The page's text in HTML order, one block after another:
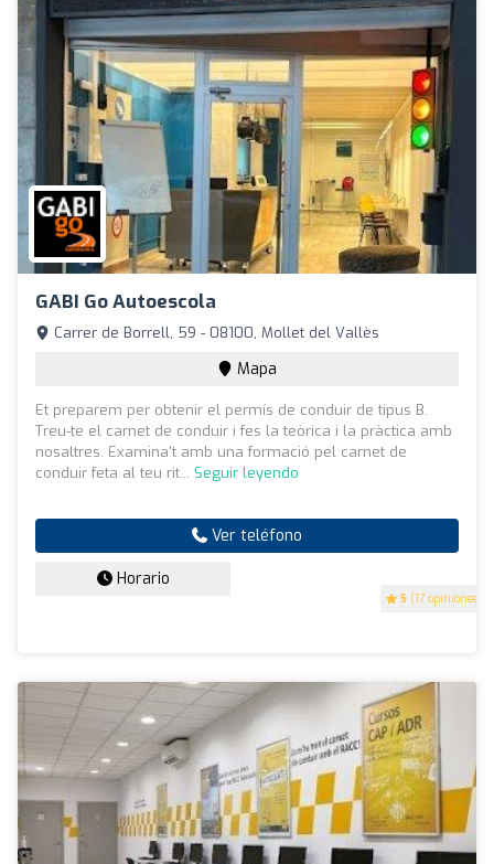
GABI Go Autoescola
5 (17 opiniones)
Carrer de Borrell, 59 - 08100, Mollet del Vallès
Mapa
Et preparem per obtenir el permís de conduir de tipus B.
Treu-te el carnet de conduir i fes la teòrica i la pràctica amb
nosaltres. Examina't amb una formació pel carnet de
conduir feta al teu rit... Seguir leyendo
Ver teléfono
Horario